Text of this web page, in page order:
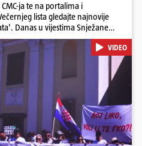
ja te na portalima i
lista gledajte najnovije
Danas u vijestima Snježane
tona opasnog otpada, Troje
načelnik Svetog Ivana
Krajaču režu ovlasti: Slijedi
videa...
VIDEO